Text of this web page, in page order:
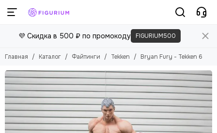
Файтинги
Смотреть все товары
Mortal Kombat
Street Fighter
Guilty Gear
💜 Скидка в 500 ₽ по промокоду FIGURIUM500
Главная Каталог Файтинги Tekken Bryan Fury - Tekken 6